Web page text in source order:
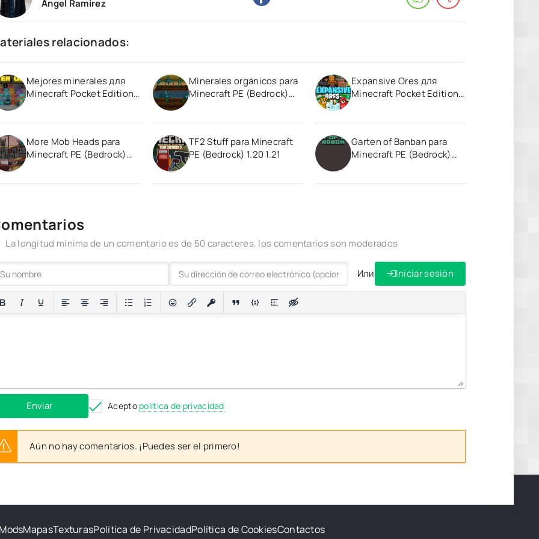
Angel Ramirez
relacionados:
Mejores minerales для
Minecraft Pocket Edition
Minerales orgánicos para
Minecraft PE (Bedrock)
Expansive Ores для
Minecraft Pocket Edition
More Mob Heads para
Minecraft PE (Bedrock)
TF2 Stuff para Minecraft
PE (Bedrock) 1.20 1.21
Garten of Banban para
Minecraft PE (Bedrock)
La longitud mínima de un comentario es de 50 caracteres. los comentarios son moderados
Или Iniciar sesión
Enviar Acepto política de privacidad
Aún no hay comentarios. ¡Puedes ser el primero!
MapasTexturasPolítica de PrivacidadPolítica de CookiesContactos